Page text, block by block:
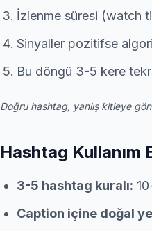
İzlenme süresi (watch
Sinyaller pozitifse
Bu döngü 3-5 kere
Doğru hashtag, yanlış kitleye
Hashtag
3-5 hashtag kuralı:
Caption içine doğal